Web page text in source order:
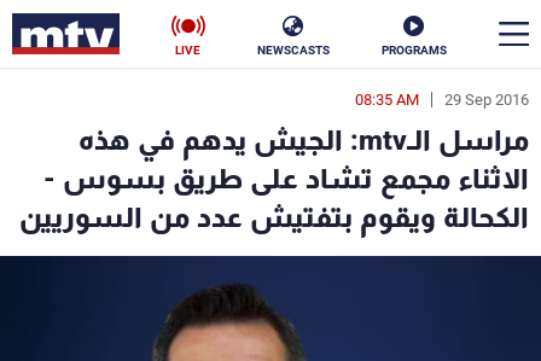
PROGRAMS
NEWSCASTS
LIVE
29 Sep 2016
08:35 AM
مراسل الـmtv: الجيش يدهم في هذه
الاثناء مجمع تشاد على طريق بسوس -
الكحالة ويقوم بتفتيش عدد من السوريين
en
الأخبار
سياسة ناس
فن
رياضة